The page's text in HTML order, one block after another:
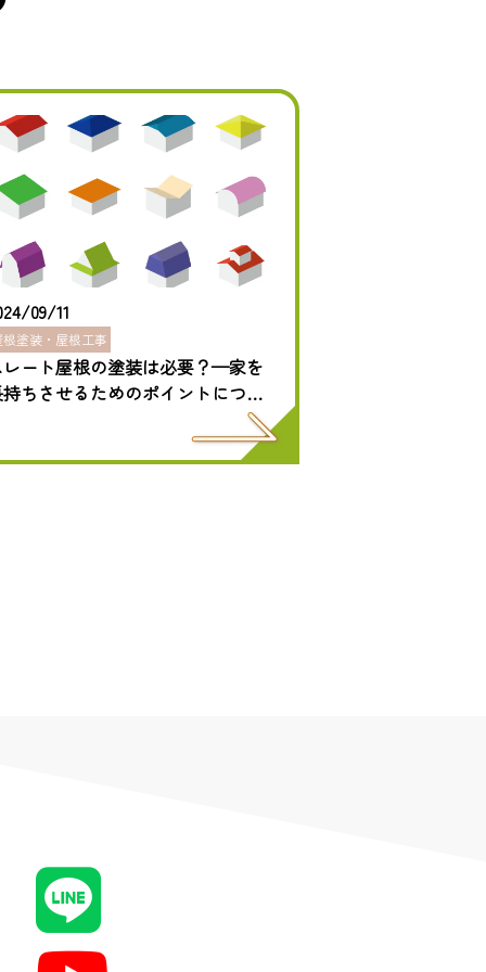
09/11
塗装・屋根工事
ート屋根の塗装は必要？—家を
ちさせるためのポイントについ